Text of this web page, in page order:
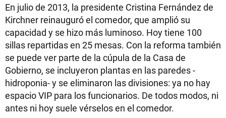
En julio de 2013, la presidente Cristina Fernández de
Kirchner reinauguró el comedor, que amplió su
capacidad y se hizo más luminoso. Hoy tiene 100
sillas repartidas en 25 mesas. Con la reforma también
se puede ver parte de la cúpula de la Casa de
Gobierno, se incluyeron plantas en las paredes -
hidroponia- y se eliminaron las divisiones: ya no hay
espacio VIP para los funcionarios. De todos modos, ni
antes ni hoy suele vérselos en el comedor.